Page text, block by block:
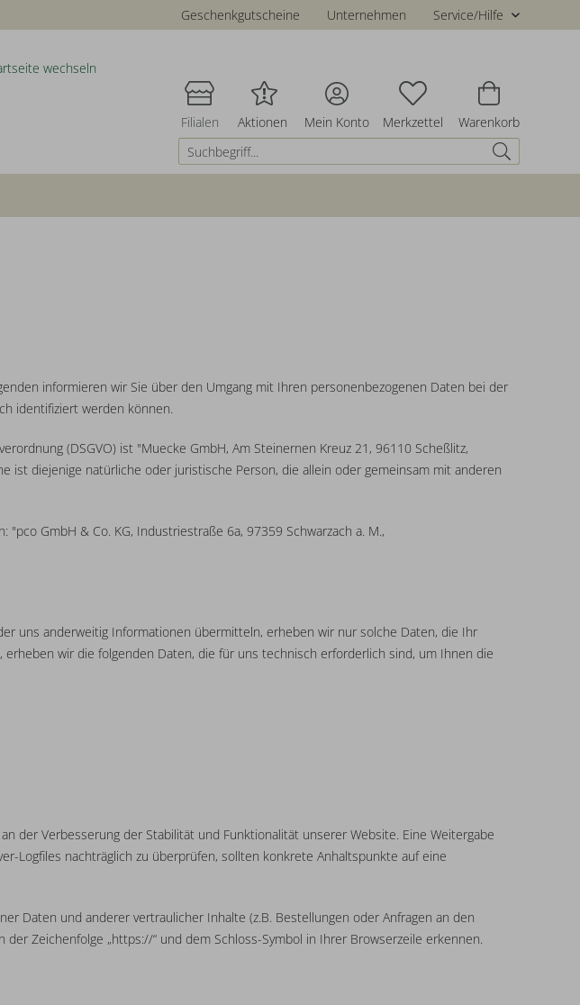
Geschenkgutscheine Unternehmen Service/Hilfe
Filialen Aktionen Mein Konto Merkzettel Warenkorb
informieren wir Sie über den Umgang mit Ihren personenbezogenen Daten bei der
identifiziert werden können.
(DSGVO) ist "Muecke GmbH, Am Steinernen Kreuz 21, 96110 Scheßlitz,
ist diejenige natürliche oder juristische Person, die allein oder gemeinsam mit anderen
GmbH & Co. KG, Industriestraße 6a, 97359 Schwarzach a. M.,
uns anderweitig Informationen übermitteln, erheben wir nur solche Daten, die Ihr
wir die folgenden Daten, die für uns technisch erforderlich sind, um Ihnen die
der Verbesserung der Stabilität und Funktionalität unserer Website. Eine Weitergabe
Logfiles nachträglich zu überprüfen, sollten konkrete Anhaltspunkte auf eine
Daten und anderer vertraulicher Inhalte (z.B. Bestellungen oder Anfragen an den
Zeichenfolge „https://“ und dem Schloss-Symbol in Ihrer Browserzeile erkennen.